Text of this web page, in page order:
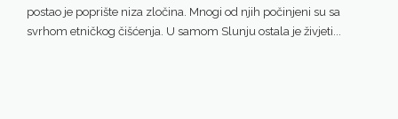
postao je poprište niza zločina. Mnogi od njih počinjeni su sa
svrhom etničkog čišćenja. U samom Slunju ostala je živjeti...